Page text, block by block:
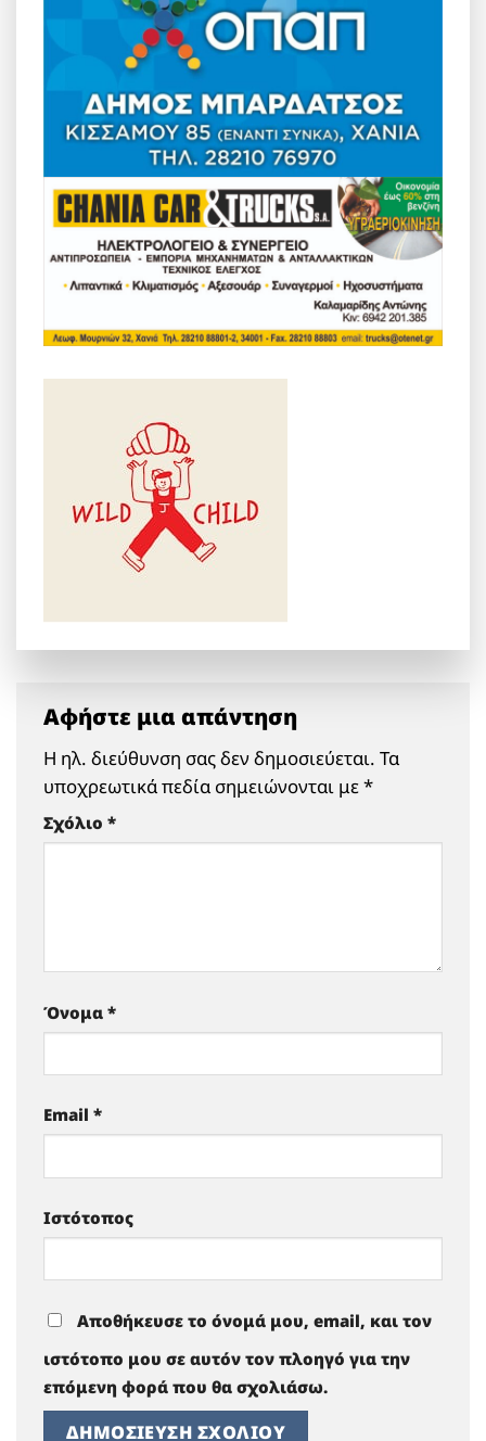
Αφήστε μια απάντηση
Η ηλ. διεύθυνση σας δεν δημοσιεύεται. Τα
υποχρεωτικά πεδία σημειώνονται με*
Σχόλιο *
Όνομα *
Email *
Ιστότοπος
Αποθήκευσε το όνομά μου, email, και τον
ιστότοπο μου σε αυτόν τον πλοηγό για την
επόμενη φορά που θα σχολιάσω.